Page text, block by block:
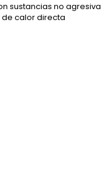
sustancias no
calor directa